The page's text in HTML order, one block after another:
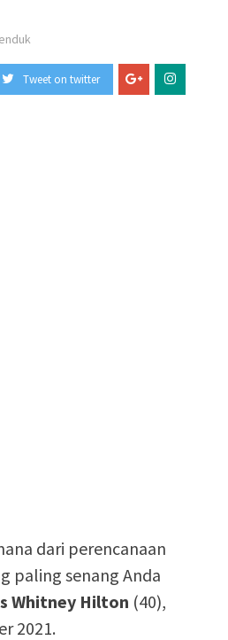
Tweet on twitter
dari perencanaan
paling senang Anda
Whitney Hilton (40),
2021.